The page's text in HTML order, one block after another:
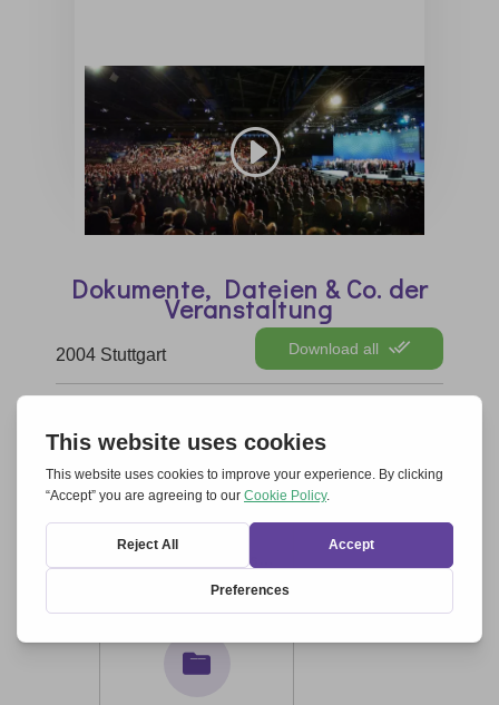
Dokumente, Dateien & Co. der
Veranstaltung
Download all
2004 Stuttgart